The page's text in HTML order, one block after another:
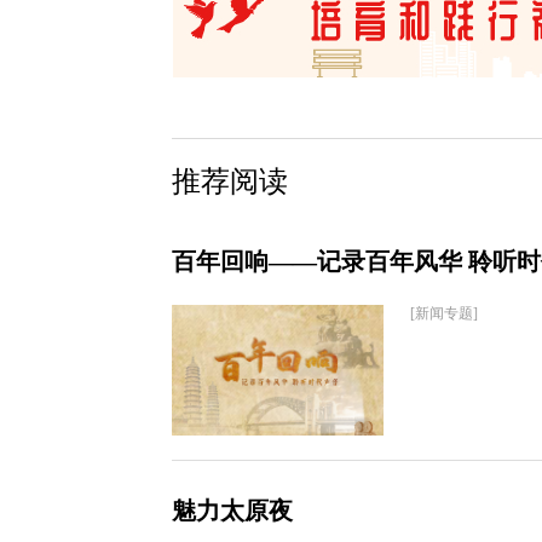
推荐阅读
百年回响——记录百年风华 聆听
[新闻专题]
魅力太原夜